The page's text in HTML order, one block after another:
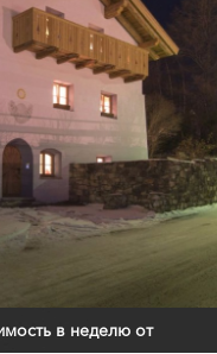
в неделю от